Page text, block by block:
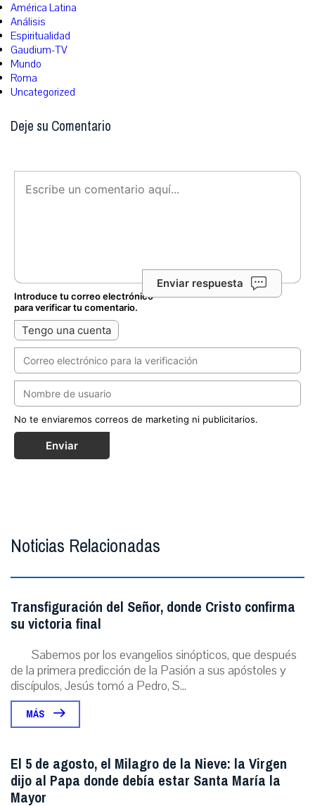
América Latina
Análisis
Espiritualidad
Gaudium-TV
Mundo
Roma
Uncategorized
Deje su Comentario
Enviar respuesta
Introduce tu correo electrónico
para verificar tu comentario.
Tengo una cuenta
No te enviaremos correos de marketing ni publicitarios.
Enviar
Noticias Relacionadas
Transfiguración del Señor, donde Cristo confirma
su victoria final
Sabemos por los evangelios sinópticos, que después
de la primera predicción de la Pasión a sus apóstoles y
discípulos, Jesús tomó a Pedro, S...
MÁS
El 5 de agosto, el Milagro de la Nieve: la Virgen
dijo al Papa donde debía estar Santa María la
Mayor